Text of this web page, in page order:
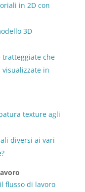
in 2D con
3D
tratteggiate che
visualizzate in
texture agli
diversi ai vari
flusso di lavoro